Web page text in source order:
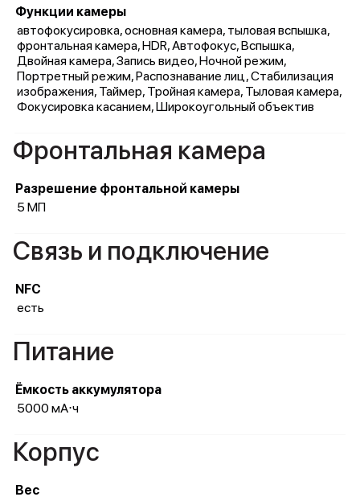
Функции камеры
автофокусировка, основная камера, тыловая вспышка,
фронтальная камера, HDR, Автофокус, Вспышка,
Двойная камера, Запись видео, Ночной режим,
Портретный режим, Распознавание лиц, Стабилизация
изображения, Таймер, Тройная камера, Тыловая камера,
Фокусировка касанием, Широкоугольный объектив
Фронтальная камера
Разрешение фронтальной камеры
5 МП
Связь и подключение
NFC
есть
Питание
Ёмкость аккумулятора
5000 мА⋅ч
Корпус
Вес